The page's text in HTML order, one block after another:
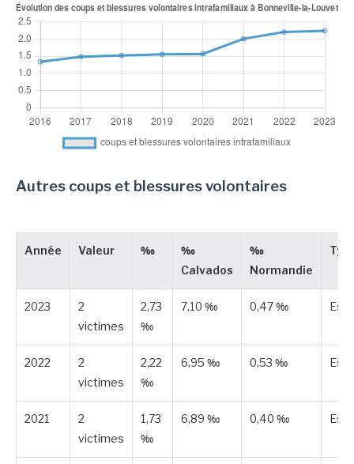
Autres coups et blessures volontaires
Année Valeur ‰
‰
Calvados
‰
Normandie
2023
2
victimes
2,73
‰
7,10 ‰ 0,47 ‰
2022
2
victimes
2,22
‰
6,95 ‰ 0,53 ‰
2021
2
victimes
1,73
‰
6,89 ‰ 0,40 ‰